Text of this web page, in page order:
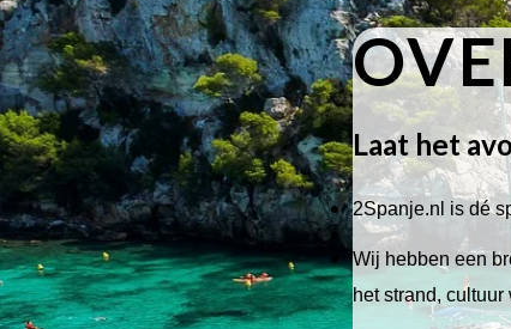
Laat het
2Spanje.nl is dé
Wij hebben een
het strand,